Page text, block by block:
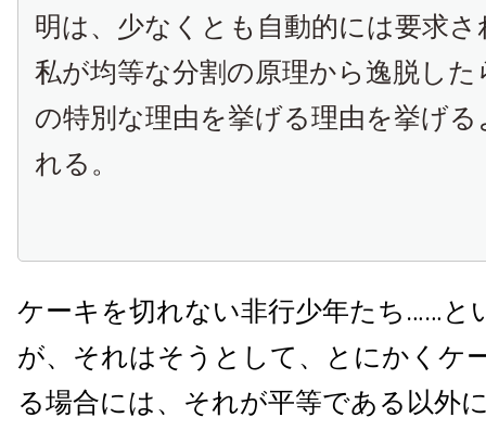
明は、少なくとも自動的には要求
私が均等な分割の原理から逸脱し
の特別な理由を挙げる理由を挙げ
れる。
ケーキを切れない非行少年たち……と
が、それはそうとして、とにかくケ
る場合には、それが平等である以外